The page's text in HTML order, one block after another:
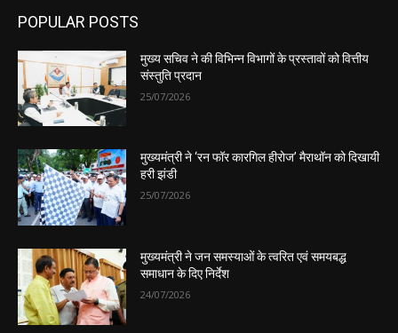
POPULAR POSTS
मुख्य सचिव ने की विभिन्न विभागों के प्रस्तावों को वित्तीय
संस्तुति प्रदान
25/07/2026
मुख्यमंत्री ने ‘रन फॉर कारगिल हीरोज’ मैराथॉन को दिखायी
हरी झंडी
25/07/2026
मुख्यमंत्री ने जन समस्याओं के त्वरित एवं समयबद्ध
समाधान के दिए निर्देश
24/07/2026